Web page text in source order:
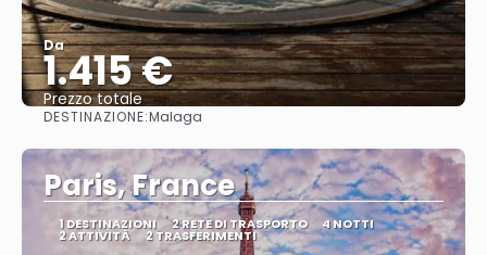
Da
1.415 €
Prezzo totale
DESTINAZIONE:Malaga
Paris, France
1 DESTINAZIONI 2 RETE DI TRASPORTO 4 NOTTI
2 ATTIVITÀ 2 TRASFERIMENTI